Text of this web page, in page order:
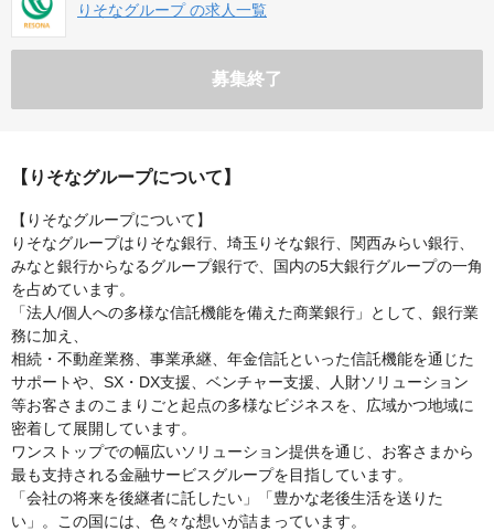
りそなグループ の求人一覧
募集終了
【りそなグループについて】
【りそなグループについて】
りそなグループはりそな銀行、埼玉りそな銀行、関西みらい銀行、
みなと銀行からなるグループ銀行で、国内の5大銀行グループの一角
を占めています。
「法人/個人への多様な信託機能を備えた商業銀行」として、銀行業
務に加え、
相続・不動産業務、事業承継、年金信託といった信託機能を通じた
サポートや、SX・DX支援、ベンチャー支援、人財ソリューション
等お客さまのこまりごと起点の多様なビジネスを、広域かつ地域に
密着して展開しています。
ワンストップでの幅広いソリューション提供を通じ、お客さまから
最も支持される金融サービスグループを目指しています。
「会社の将来を後継者に託したい」「豊かな老後生活を送りた
い」。この国には、色々な想いが詰まっています。